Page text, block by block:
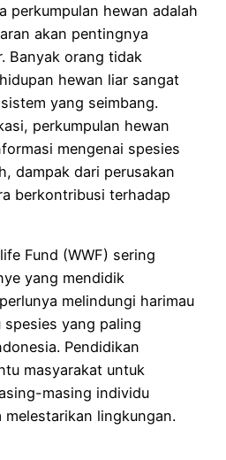
perkumpulan hewan adalah
akan pentingnya
Banyak orang tidak
hewan liar sangat
yang seimbang.
perkumpulan hewan
mengenai spesies
dampak dari perusakan
berkontribusi terhadap
Fund (WWF) sering
yang mendidik
melindungi harimau
spesies yang paling
Pendidikan
masyarakat untuk
masing individu
melestarikan lingkungan.